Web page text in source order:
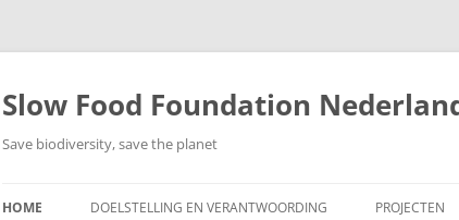
Ga
inhoud
Slow Food Foundation
Save biodiversity, save the planet
HOME DOELSTELLING EN VERANTWOORDING PROJECTEN